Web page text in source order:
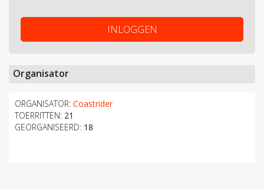
INLOGGEN
Organisator
ORGANISATOR: Coastrider
TOERRITTEN: 21
GEORGANISEERD: 18